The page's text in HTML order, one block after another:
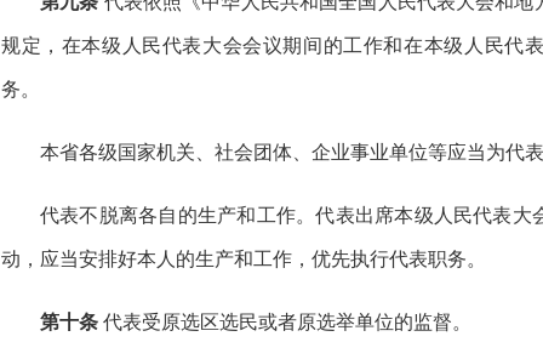
规定，在本级人民代表大会会议期间的工作和在本级人民代
务。
本省各级国家机关、社会团体、企业事业单位等应当为代
代表不脱离各自的生产和工作。代表出席本级人民代表
动，应当安排好本人的生产和工作，优先执行代表职务。
第十条 代表受原选区选民或者原选举单位的监督。